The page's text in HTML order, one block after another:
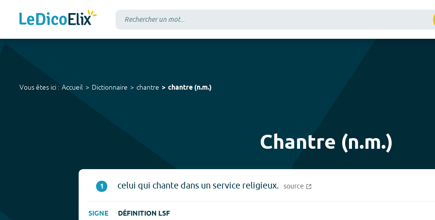
Vous êtes ici : Accueil Dictionnaire chantre chantre (n.m.)
Chantre (n.m.)
1 celui qui chante dans un service religieux. source
SIGNE DÉFINITION LSF